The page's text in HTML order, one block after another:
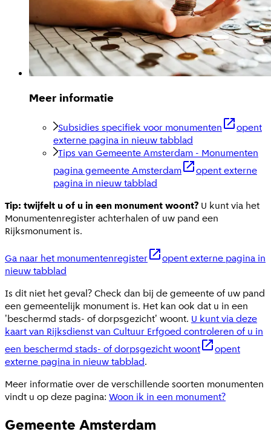
Meer informatie
Subsidies specifiek voor monumenten
opent
externe pagina in nieuw tabblad
Tips van Gemeente Amsterdam - Monumenten
pagina gemeente Amsterdam
opent externe
pagina in nieuw tabblad
Tip: twijfelt u of u in een monument woont? U kunt via het
Monumentenregister achterhalen of uw pand een
Rijksmonument is.
Ga naar het monumentenregister
opent externe pagina in
nieuw tabblad
Is dit niet het geval? Check dan bij de gemeente of uw pand
een gemeentelijk monument is. Het kan ook dat u in een
'beschermd stads- of dorpsgezicht' woont. U kunt via deze
kaart van Rijksdienst van Cultuur Erfgoed controleren of u in
een beschermd stads- of dorpsgezicht woont
opent
externe pagina in nieuw tabblad.
Meer informatie over de verschillende soorten monumenten
vindt u op deze pagina: Woon ik in een monument?
Gemeente Amsterdam